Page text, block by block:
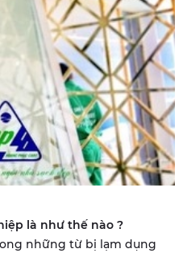
là như thế nào ?
những từ bị lạm dụng